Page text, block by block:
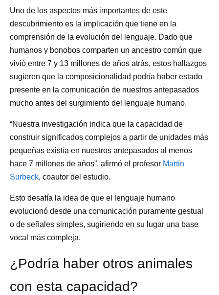
Uno de los aspectos más importantes de este
descubrimiento es la implicación que tiene en la
comprensión de la evolución del lenguaje. Dado que
humanos y bonobos comparten un ancestro común que
vivió entre 7 y 13 millones de años atrás, estos hallazgos
sugieren que la composicionalidad podría haber estado
presente en la comunicación de nuestros antepasados
mucho antes del surgimiento del lenguaje humano.
“Nuestra investigación indica que la capacidad de
construir significados complejos a partir de unidades más
pequeñas existía en nuestros antepasados al menos
hace 7 millones de años”, afirmó el profesor Martin
Surbeck, coautor del estudio.
Esto desafía la idea de que el lenguaje humano
evolucionó desde una comunicación puramente gestual
o de señales simples, sugiriendo en su lugar una base
vocal más compleja.
¿Podría haber otros animales
con esta capacidad?